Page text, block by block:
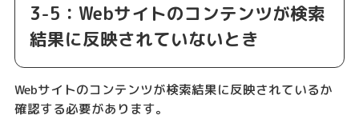
3-5：Webサイトのコンテンツが検索
結果に反映されていないとき
Webサイトのコンテンツが検索結果に反映されているか
確認する必要があります。